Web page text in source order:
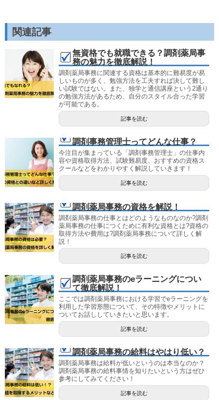
関連記事
無資格でも就職できる？調剤薬局事
務の魅力を徹底解説！
調剤薬局事務に関連する資格は基本的に難易度が易
しいものが多く、勉強方法を工夫すれば決して難し
い試験ではない。また、独学と通信講座という2通り
の勉強方法があるため、自分のスタイル合った学習
が可能である。
記事を読む
調剤事務管理士ってどんな仕事？
今注目が集まっている「調剤事務管理士」の仕事内
容や資格取得方法、試験難易度、おすすめの資格ス
クールなどをわかりやすく解説していきます！
記事を読む
調剤薬局事務の資格を解説！
調剤薬局事務の仕事とはどのようなものなのか?調剤
薬局事務の仕事につくために有利な資格とは?資格の
取得方法や費用は?調剤薬局事務について詳しく解
説！
記事を読む
調剤薬局事務のeラーニングについ
て徹底解説！
ここでは調剤薬局事務における学習でeラーニングを
利用した学習形態について、その特徴やメリットに
ついてお話ししていきたいと思います。
記事を読む
調剤薬局事務の給料はやはり低い？
調剤薬局事務は給料が低いというのは本当なのか？
調剤薬局事務の給料事情を知りたいという方はぜひ
参考にしてみてください！
記事を読む